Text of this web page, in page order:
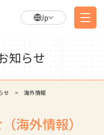
Jp
知らせ
せ 海外情報
海外情報）